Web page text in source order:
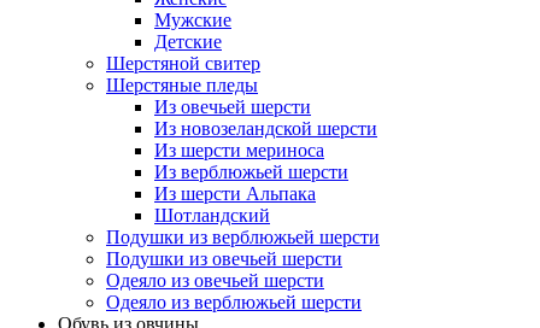
Мужские
Детские
Шерстяной свитер
Шерстяные пледы
Из овечьей шерсти
Из новозеландской шерсти
Из шерсти мериноса
Из верблюжьей шерсти
Из шерсти Альпака
Шотландский
Подушки из верблюжьей шерсти
Подушки из овечьей шерсти
Одеяло из овечьей шерсти
Одеяло из верблюжьей шерсти
Обувь из овчины